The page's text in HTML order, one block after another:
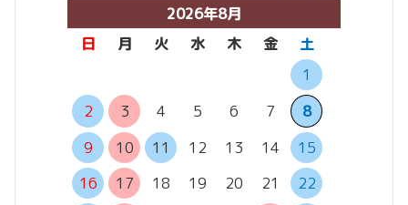
2026年8月
日
月 火 水 木 金
土
1
2
3 4 5 6 7
8
9
10 11 12 13 14
15
16
17 18 19 20 21
22